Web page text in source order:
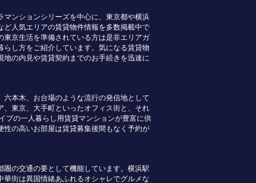
ンションシリーズを中心に、東京都や横浜
人気エリアの賃貸物件情報を多数掲載中で
京生活を準備されている方は是非エリアガ
し方をご紹介しています。気になる賃貸物
の内見や賃貸契約までのお手続きを迅速に
本木、お台場のような流行の発信地として
東京、大手町といったオフィス街と、それ
プの一人暮らし用賃貸マンションが豊富に供
の高いお部屋は賃貸募集後間もなく予約が
の交通の要として機能しています。横浜駅
街は異国情緒あふれるオシャレでグルメな